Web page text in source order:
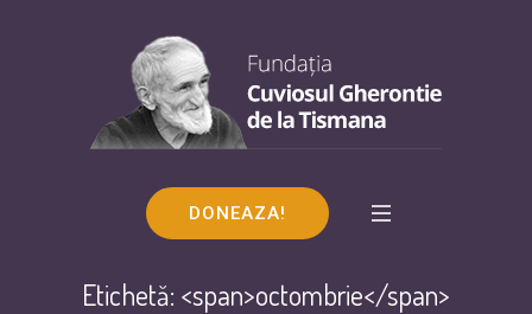
DONEAZA!
Etichetă: <span>octombrie</span>